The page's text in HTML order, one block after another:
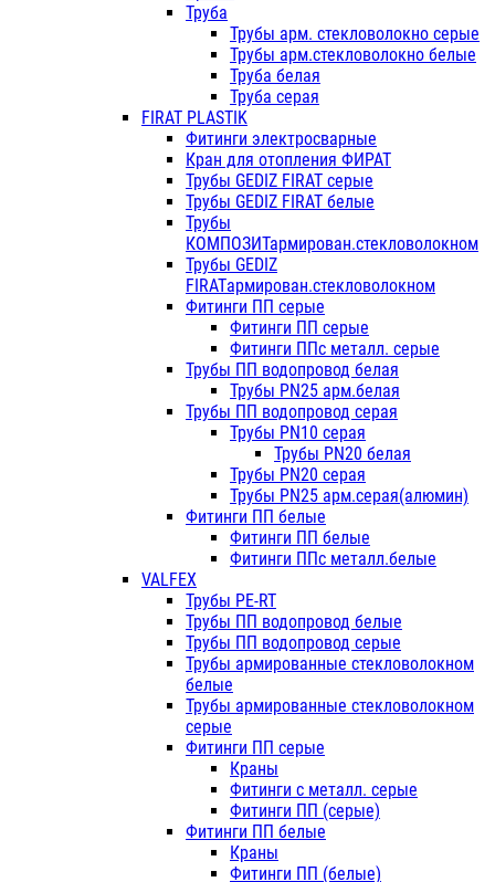
Труба
Трубы арм. стекловолокно серые
Трубы арм.стекловолокно белые
Труба белая
Труба серая
FIRAT PLASTIK
Фитинги электросварные
Кран для отопления ФИРАТ
Трубы GEDIZ FIRAT серые
Трубы GEDIZ FIRAT белые
Трубы
КОМПОЗИТармирован.стекловолокном
Трубы GEDIZ
FIRATармирован.стекловолокном
Фитинги ПП серые
Фитинги ПП серые
Фитинги ППс металл. серые
Трубы ПП водопровод белая
Трубы PN25 арм.белая
Трубы ПП водопровод серая
Трубы PN10 серая
Трубы PN20 белая
Трубы PN20 серая
Трубы PN25 арм.серая(алюмин)
Фитинги ПП белые
Фитинги ПП белые
Фитинги ППс металл.белые
VALFEX
Трубы PE-RT
Трубы ПП водопровод белые
Трубы ПП водопровод серые
Трубы армированные стекловолокном
белые
Трубы армированные стекловолокном
серые
Фитинги ПП серые
Краны
Фитинги с металл. серые
Фитинги ПП (серые)
Фитинги ПП белые
Краны
Фитинги ПП (белые)